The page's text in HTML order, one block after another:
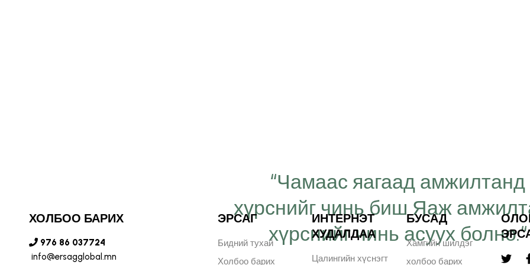
компанид
хязгааргүй
“Чамаас яагаад амжилтанд
хүрснийг чинь биш Яаж
хүрснийг чинь асуух болно.“
ХОЛБОО БАРИХ
976 86 037724
info@ersagglobal.mn
ЭРСАГ
Бидний тухай
Холбоо барих
ИНТЕРНЭТ
ХУДАЛДАА
Цалингийн хүснэгт
БУСАД
Хамгийн шилдэг
холбоо барих